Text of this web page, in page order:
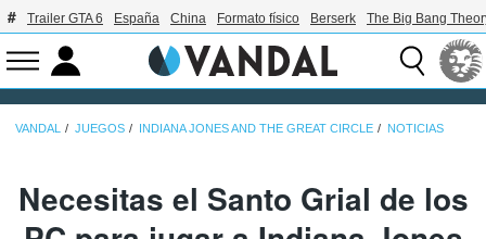
Trailer GTA 6 España China Formato físico Berserk The Big Bang
VANDAL JUEGOS INDIANA JONES AND THE GREAT CIRCLE NOTICIAS
Necesitas el Santo Grial de los